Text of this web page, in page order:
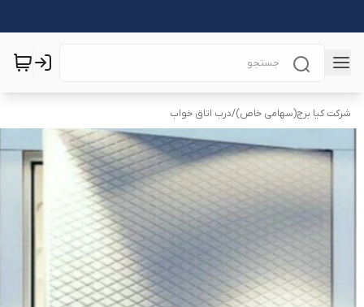
شرکت کیا برج(سهامی خاص)/درب اتاق خواب